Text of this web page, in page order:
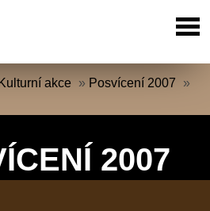
Kulturní akce » Posvícení 2007 »
2007